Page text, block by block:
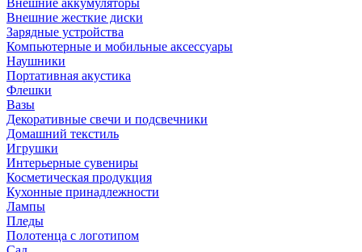
Внешние аккумуляторы
Внешние жесткие диски
Зарядные устройства
Компьютерные и мобильные аксессуары
Наушники
Портативная акустика
Флешки
Вазы
Декоративные свечи и подсвечники
Домашний текстиль
Игрушки
Интерьерные сувениры
Косметическая продукция
Кухонные принадлежности
Лампы
Пледы
Полотенца с логотипом